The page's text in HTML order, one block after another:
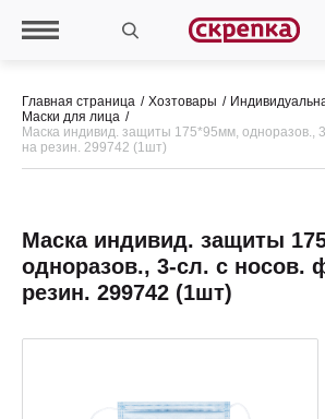
Главная страница Хозтовары
Маски для лица
Маска индивид. защиты 175*95мм, одноразов.,
на резин. 299742 (1шт)
Маска индивид. защиты
одноразов., 3-сл. с носов.
резин. 299742 (1шт)